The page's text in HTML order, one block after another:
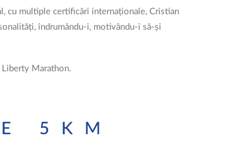
cu multiple certificări internaționale, Cristian
îndrumându-i, motivându-i să-și
Liberty Marathon.
5KM